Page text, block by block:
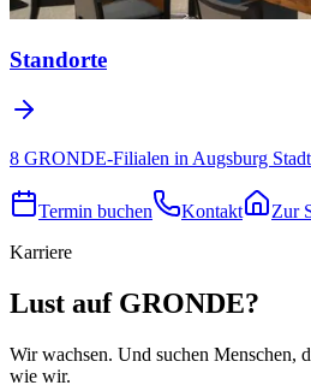
Standorte
8 GRONDE-Filialen in Augsburg
Termin buchen Kontakt
Zur
Karriere
Lust auf GRONDE?
Wir wachsen. Und suchen Menschen,
wie wir.